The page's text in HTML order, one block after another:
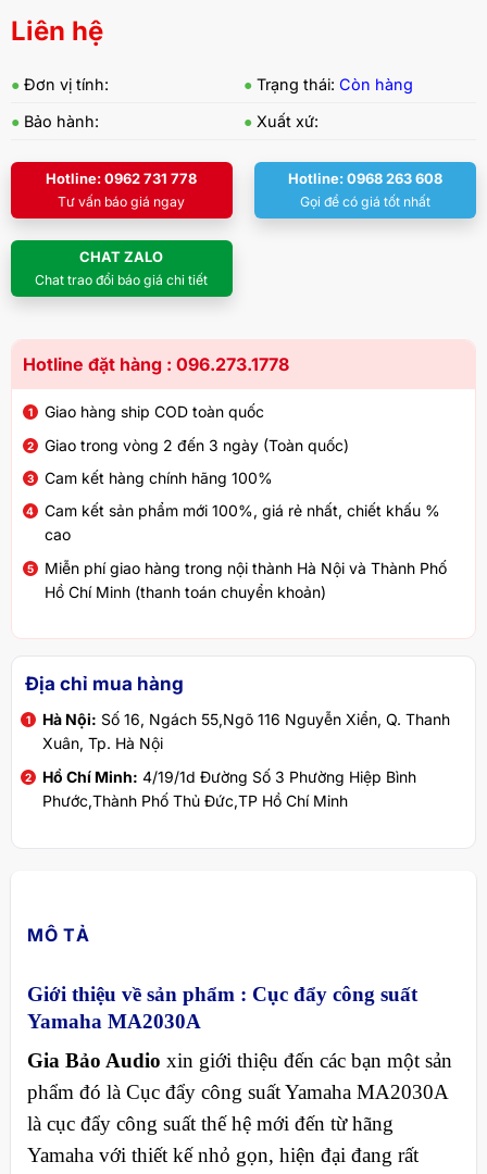
Liên hệ
● Đơn vị tính: ● Trạng thái: Còn hàng
● Bảo hành: ● Xuất xứ:
Hotline: 0962 731 778
Tư vấn báo giá ngay
Hotline: 0968 263 608
Gọi để có giá tốt nhất
CHAT ZALO
Chat trao đổi báo giá chi tiết
Hotline đặt hàng : 096.273.1778
Giao hàng ship COD toàn quốc
Giao trong vòng 2 đến 3 ngày (Toàn quốc)
Cam kết hàng chính hãng 100%
Cam kết sản phẩm mới 100%, giá rẻ nhất, chiết khấu %
cao
Miễn phí giao hàng trong nội thành Hà Nội và Thành Phố
Hồ Chí Minh (thanh toán chuyển khoản)
Địa chỉ mua hàng
Hà Nội: Số 16, Ngách 55,Ngõ 116 Nguyễn Xiển, Q. Thanh
Xuân, Tp. Hà Nội
Hồ Chí Minh: 4/19/1d Đường Số 3 Phường Hiệp Bình
Phước,Thành Phố Thủ Đức,TP Hồ Chí Minh
MÔ TẢ
Giới thiệu về sản phẩm : Cục đẩy công suất
Yamaha MA2030A
Gia Bảo Audio xin giới thiệu đến các bạn một sản
phẩm đó là Cục đẩy công suất Yamaha MA2030A
là cục đẩy công suất thế hệ mới đến từ hãng
Yamaha với thiết kế nhỏ gọn, hiện đại đang rất